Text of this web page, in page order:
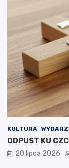
KULTURA
ODPUST KU
20 lipca 2026